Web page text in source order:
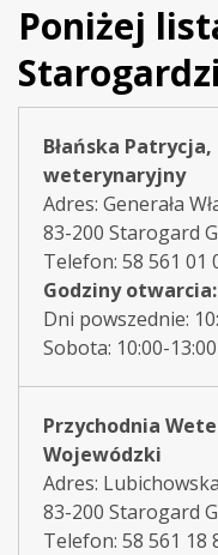
Poniżej
Błańska
weterynaryjny
Adres: Generała
83-200 Starogard
Telefon: 58 561 01
Godziny otwarcia:
Dni powszednie:
Sobota: 10:00-13:00
Przychodnia
Wojewódzki
Adres:
83-200 Starogard
Telefon: 58 561 18